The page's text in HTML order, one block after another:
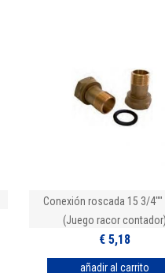
Conexión roscada 15 3/4""
(Juego racor contador)
€ 5,18